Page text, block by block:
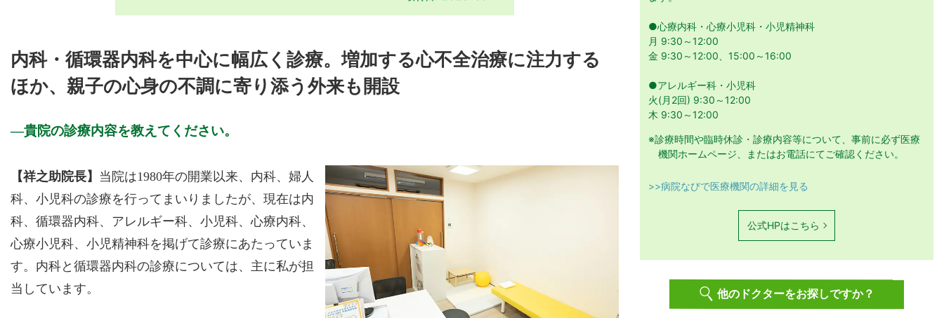
内科・循環器内科を中心に幅広く診療。増加する心不全治療に注力する
ほか、親子の心身の不調に寄り添う外来も開設
貴院の診療内容を教えてください。
【祥之助院長】 当院は1980年の開業以来、内科、婦人
科、小児科の診療を行ってまいりましたが、現在は内
科、循環器内科、アレルギー科、小児科、心療内科、
心療小児科、小児精神科を掲げて診療にあたっていま
す。内科と循環器内科の診療については、主に私が担
当しています。
●心療内科・心療小児科・小児精神科
月 9:30～12:00
金 9:30～12:00、15:00～16:00
●アレルギー科・小児科
火(月2回) 9:30～12:00
木 9:30～12:00
※診療時間や臨時休診・診療内容等について、事前に必ず医療
機関ホームページ、またはお電話にてご確認ください。
>>病院なびで医療機関の詳細を見る
公式HPはこちら
他のドクターをお探しですか？